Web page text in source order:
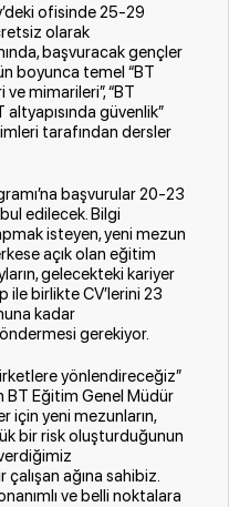
ofisinde 25-29
olarak
başvuracak gençler
boyunca temel “BT
mimarileri”, “BT
güvenlik”
tarafından dersler
başvurular 20-23
edilecek. Bilgi
isteyen, yeni mezun
açık olan eğitim
gelecekteki kariyer
ile birlikte CV’lerini 23
kadar
gerekiyor.
yönlendireceğiz”
BT Eğitim Genel Müdür
için yeni mezunların,
bir risk oluşturduğunun
ağına sahibiz.
ve belli noktalara